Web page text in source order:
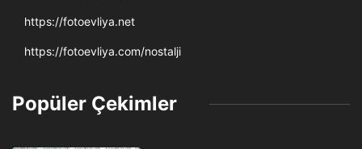
https://fotoevliya.net
https://fotoevliya.com/nostalji
Popüler Çekimler